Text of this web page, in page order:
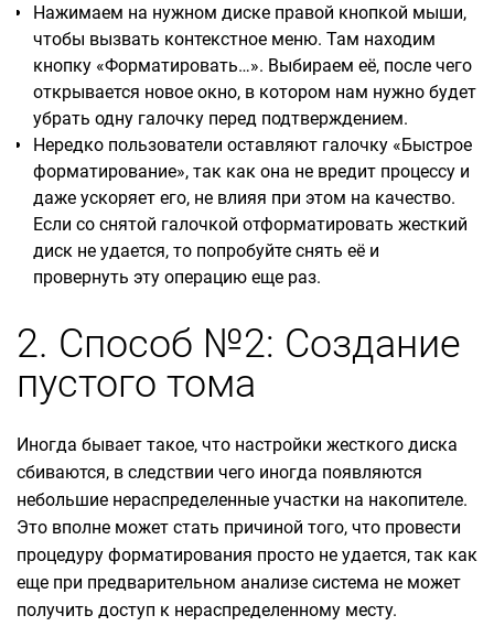
Нажимаем на нужном диске правой кнопкой мыши,
чтобы вызвать контекстное меню. Там находим
кнопку «Форматировать…». Выбираем её, после чего
открывается новое окно, в котором нам нужно будет
убрать одну галочку перед подтверждением.
Нередко пользователи оставляют галочку «Быстрое
форматирование», так как она не вредит процессу и
даже ускоряет его, не влияя при этом на качество.
Если со снятой галочкой отформатировать жесткий
диск не удается, то попробуйте снять её и
провернуть эту операцию еще раз.
2. Способ №2: Создание
пустого тома
Иногда бывает такое, что настройки жесткого диска
сбиваются, в следствии чего иногда появляются
небольшие нераспределенные участки на накопителе.
Это вполне может стать причиной того, что провести
процедуру форматирования просто не удается, так как
еще при предварительном анализе система не может
получить доступ к нераспределенному месту.